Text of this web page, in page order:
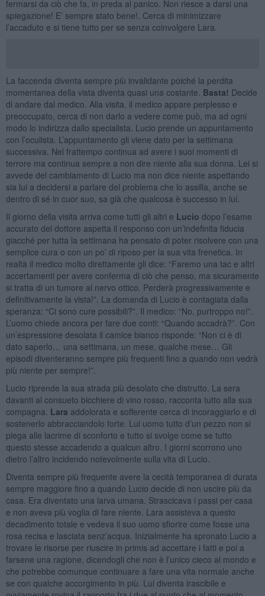
fermarsi da ciò che fa, in preda al panico. Non riesce a darsi una
spiegazione! E’ sempre stato bene!. Cerca di minimizzare
l’accaduto e si tiene tutto per se senza coinvolgere Lara.
La faccenda diventa sempre più invalidante poiché la perdita
momentanea della vista diventa quasi una costante. Basta! Decide
di andare dal medico. Alla visita, il medico appare perplesso e
preoccupato, cerca di non darlo a vedere come può, ma ad ogni
modo lo indirizza dallo specialista. Lucio prende un appuntamento
con l’oculista. L’appuntamento gli viene dato per la settimana
successiva. Nel frattempo continua ad avere i suoi momenti di
terrore ma continua sempre a non dire niente alla sua donna. Lei si
avvede del cambiamento di Lucio ma non dice niente aspettando
sia lui a decidersi a parlare del problema che lo assilla, anche se
dentro di sé in cuor suo, sa già che qualcosa è successo in lui.
Il giorno della visita arriva come tutti gli altri e Lucio dopo l’esame
accurato del dottore aspetta il responso con un’indefinita fiducia
giacché per tutta la settimana ha pensato di poter risolvere con una
semplice cura o con un po’ di riposo per la sua vita frenetica. In
realtà il medico molto direttamente gli dice: “Faremo una tac e altri
accertamenti per avere conferma di ciò che penso, ma sicuramente
si tratta di un tumore al nervo ottico. Perderà progressivamente e
definitivamente la vista!”. La domanda di Lucio è contagiata dalla
speranza: “Ci sono cure possibili?”. Il medico: “No, purtroppo no!”.
L’uomo chiede ancora per fare due conti: “Quando accadrà?”. Con
un’espressione desolata il camice bianco risponde: “Non ci è di
dato saperlo… una settimana, un mese, qualche mese… Gli
episodi diventeranno sempre più frequenti fino a quando non vedrà
più niente per sempre!”.
Lucio riprende la sua strada più desolato che distrutto. La sera
davanti al consueto bicchiere di vino rosso, racconta tutto alla sua
compagna. Lara addolorata e sofferente cerca di incoraggiarlo e di
sostenerlo abbracciandolo forte. Lui uomo tutto d’un pezzo non si
piega alle lacrime di sconforto e tutto si svolge come se tutto
questo stesse accadendo a qualcun altro. I giorni scorrono uno
dietro l’altro incidendo notevolmente sulla vita di Lucio.
Diventa sempre più frequente avere la cecità temporanea di durata
sempre maggiore fino a quando Lucio decide di non uscire più da
casa. Era diventato una larva umana. Strascicava i passi per casa
e non aveva più voglia di fare niente. Lara assisteva a questo
decadimento totale e vedeva il suo uomo sfiorire come fosse una
rosa recisa e lasciata senz’acqua. Inizialmente ha spronato Lucio a
trovare le risorse per riuscire in primis ad accettare i fatti e poi a
farsene una ragione, dicendogli che non è l’unico cieco al mondo e
che potrebbe comunque continuare a fare una vita normale anche
se con qualche accorgimento in più. Lui diventa irascibile e